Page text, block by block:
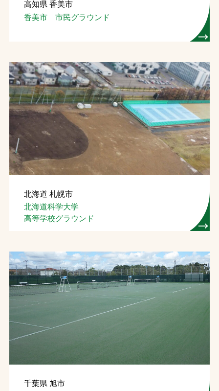
高知県 香美市
香美市 市民グラウンド
北海道 札幌市
北海道科学大学
高等学校グラウンド
千葉県 旭市